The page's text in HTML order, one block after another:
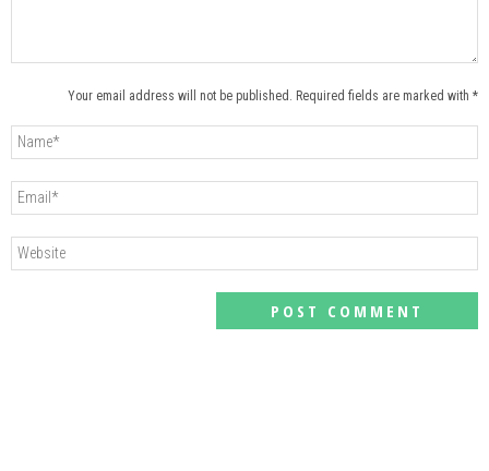
Your email address will not be published. Required fields are marked with *